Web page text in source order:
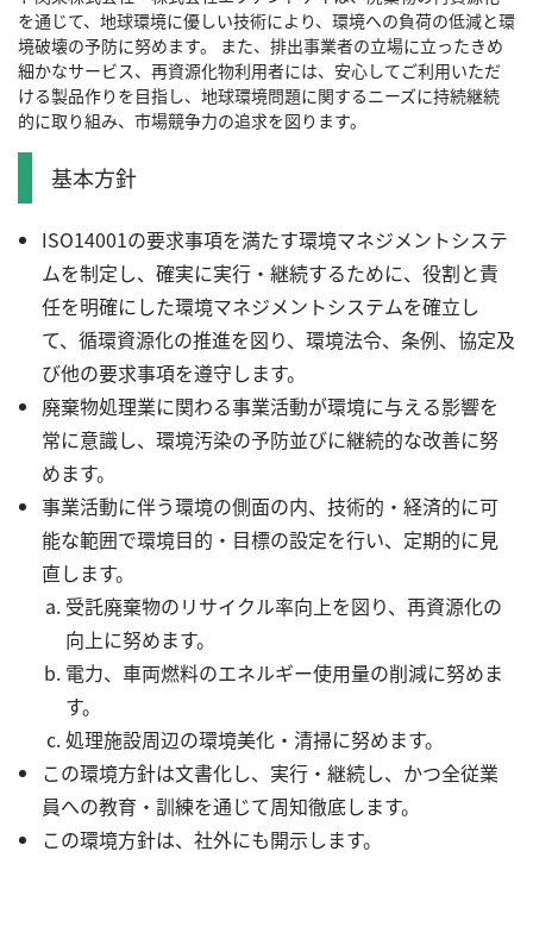
を通じて、地球環境に優しい技術により、環境への負荷の低減と環
境破壊の予防に努めます。 また、排出事業者の立場に立ったきめ
細かなサービス、再資源化物利用者には、安心してご利用いただ
ける製品作りを目指し、地球環境問題に関するニーズに持続継続
的に取り組み、市場競争力の追求を図ります。
基本方針
ISO14001の要求事項を満たす環境マネジメントシステ
ムを制定し、確実に実行・継続するために、役割と責
任を明確にした環境マネジメントシステムを確立し
て、循環資源化の推進を図り、環境法令、条例、協定及
び他の要求事項を遵守します。
廃棄物処理業に関わる事業活動が環境に与える影響を
常に意識し、環境汚染の予防並びに継続的な改善に努
めます。
事業活動に伴う環境の側面の内、技術的・経済的に可
能な範囲で環境目的・目標の設定を行い、定期的に見
直します。
受託廃棄物のリサイクル率向上を図り、再資源化の
向上に努めます。
電力、車両燃料のエネルギー使用量の削減に努めま
す。
処理施設周辺の環境美化・清掃に努めます。
この環境方針は文書化し、実行・継続し、かつ全従業
員への教育・訓練を通じて周知徹底します。
この環境方針は、社外にも開示します。